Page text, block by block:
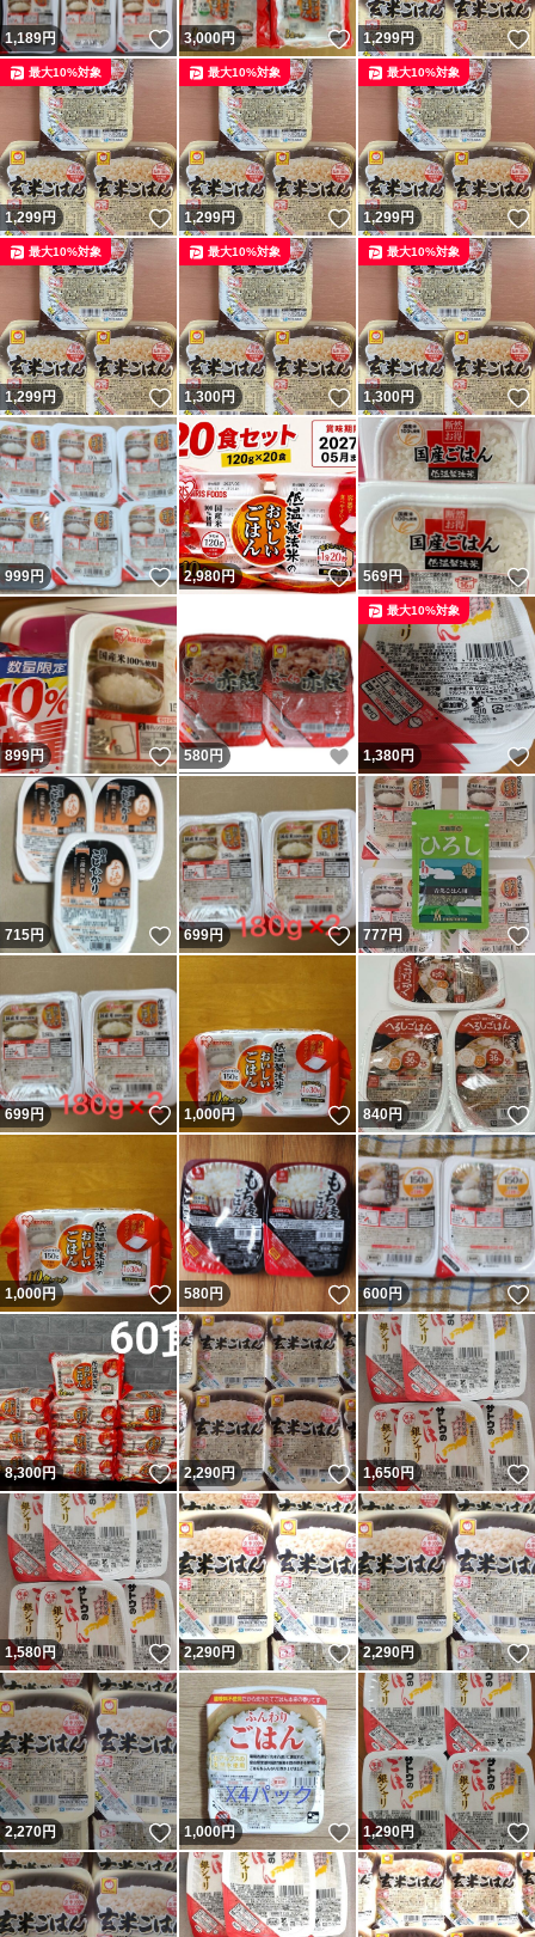
1,189円 いいね！
3,000円 いいね！
1,299円
1,299円 いいね！
最大10%対象
1,299円 いいね！
最大10%対象
1,299円
最大10%対象
1,299円 いいね！
最大10%対象
1,300円 いいね！
最大10%対象
1,300円
最大10%対象
999円 いいね！
2,980円 いいね！
569円
899円 いいね！
580 円 いいね！
1,380円
最大10%対象
715円 いいね！
699円 いいね！
777円
699円 いいね！
1,000円 いいね！
840円
1,000円 いいね！
580円 いいね！
600円
8,300円 いいね！
2,290円 いいね！
1,650円
1,580円 いいね！
2,290円 いいね！
2,290円
2,270円 いいね！
1,000円 いいね！
1,290円